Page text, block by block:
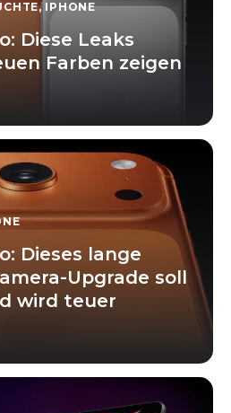
, IPHONE
Diese Leaks
Farben zeigen
Dieses lange
Upgrade soll
wird teuer